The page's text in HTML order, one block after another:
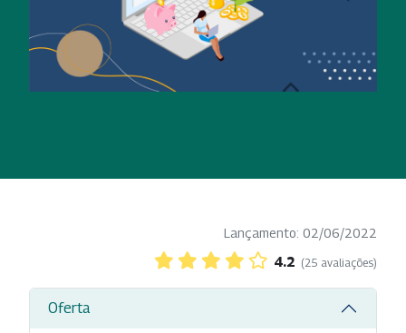
Lançamento: 02/06/2022
4.2 (25 avaliações)
Oferta